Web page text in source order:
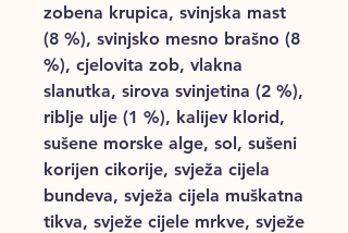
zobena krupica, svinjska mast
(8 %), svinjsko mesno brašno (8
%), cjelovita zob, vlakna
slanutka, sirova svinjetina (2 %),
riblje ulje (1 %), kalijev klorid,
sušene morske alge, sol, sušeni
korijen cikorije, svježa cijela
bundeva, svježa cijela muškatna
tikva, svježe cijele mrkve, svježe